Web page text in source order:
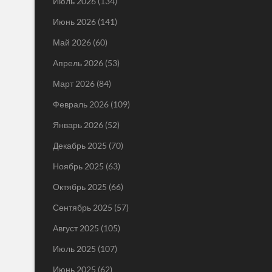
Июнь 2026 (141)
Май 2026 (60)
Апрель 2026 (53)
Март 2026 (84)
Февраль 2026 (109)
Январь 2026 (52)
Декабрь 2025 (70)
Ноябрь 2025 (63)
Октябрь 2025 (66)
Сентябрь 2025 (57)
Август 2025 (105)
Июль 2025 (107)
Июнь 2025 (62)